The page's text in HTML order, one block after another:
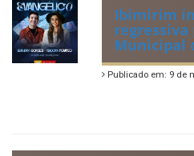
Ibimirim
regressiva
Municipal
Publicado em: 9 de